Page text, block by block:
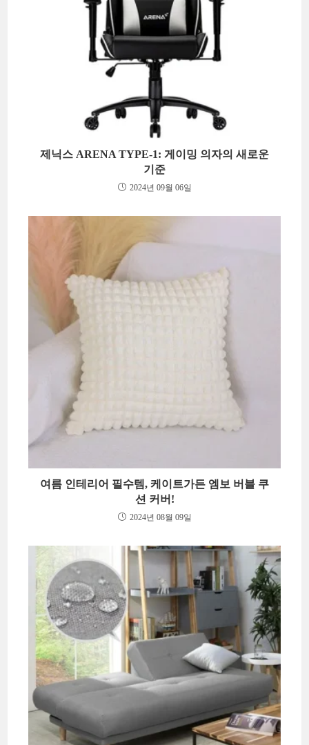
제닉스 ARENA TYPE-1: 게이밍 의자의 새로운
기준
2024년 09월 06일
여름 인테리어 필수템, 케이트가든 엠보 버블 쿠
션 커버!
2024년 08월 09일